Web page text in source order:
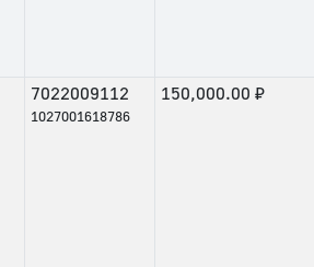
7022009112
1027001618786
150,000.00 ₽